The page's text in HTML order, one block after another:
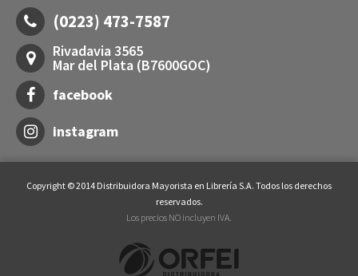
(0223) 473-7587
Rivadavia 3565
Mar del Plata (B7600GOC)
facebook
instagram
Copyright © 2014 Distribuidora Mayorista en Librería S.A. Todos los derechos
reservados.
Los precios NO incluyen IVA.